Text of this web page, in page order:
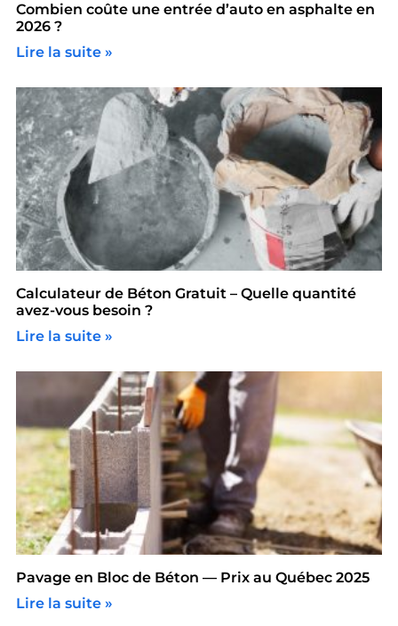
Combien coûte une entrée d’auto en asphalte en
2026 ?
Lire la suite »
Calculateur de Béton Gratuit – Quelle quantité
avez-vous besoin ?
Lire la suite »
Pavage en Bloc de Béton — Prix au Québec 2025
Lire la suite »